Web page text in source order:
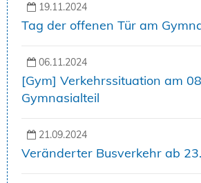
19.11.2024
Tag der offenen Tür am
06.11.2024
[Gym] Verkehrssituation am
Gymnasialteil
21.09.2024
Veränderter Busverkehr ab